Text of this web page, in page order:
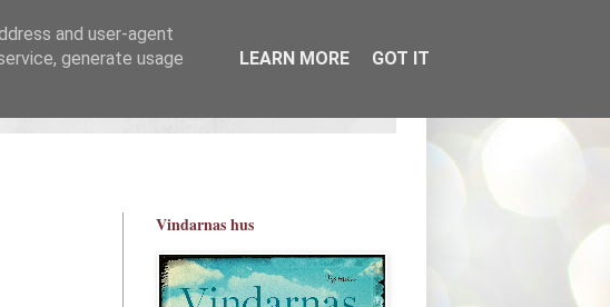
Vindarnas hus
and user-agent
generate usage
LEARN MORE GOT IT